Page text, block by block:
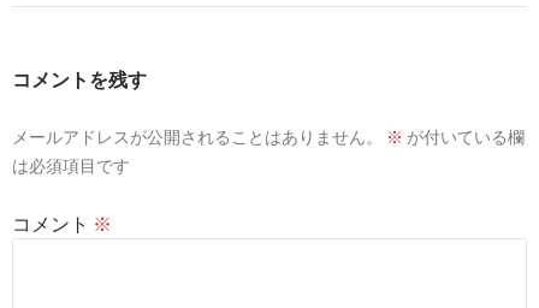
ゲ
ョ
コメントを残す
メールアドレスが公開されることはありません。 ※ が付いている欄
は必須項目です
コメント ※